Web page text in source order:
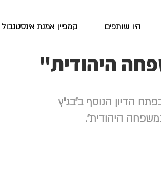
היו שותפים קמפיין אמנת אינסטנבול
היהודית"
הדיון הנוסף ב"בג"ץ
היהודית".